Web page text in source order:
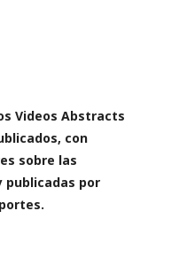
Videos Abstracts
con
sobre las
publicadas por